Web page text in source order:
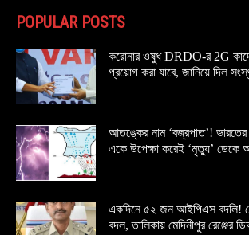
POPULAR POSTS
করোনার ওষুধ DRDO-র 2G
প্রয়োগ করা যাবে, জানিয়ে দিল
আতঙ্কের নাম ‘বজ্রপাত’!
একে উপেক্ষা করেই ‘মৃত্যু’ ডেকে
একদিনে ৫২ জন আইপিএস বদলি!
বদল, তালিকায় মেদিনীপুর রেঞ্জের